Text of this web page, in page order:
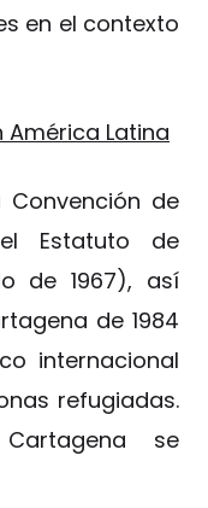
en el contexto
Latina
Convención de
Estatuto de
de 1967), así
de 1984
internacional
refugiadas.
se